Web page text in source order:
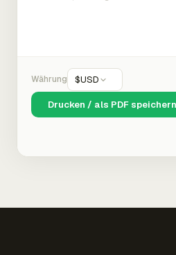
Währung $USD
Drucken / als PDF speichern